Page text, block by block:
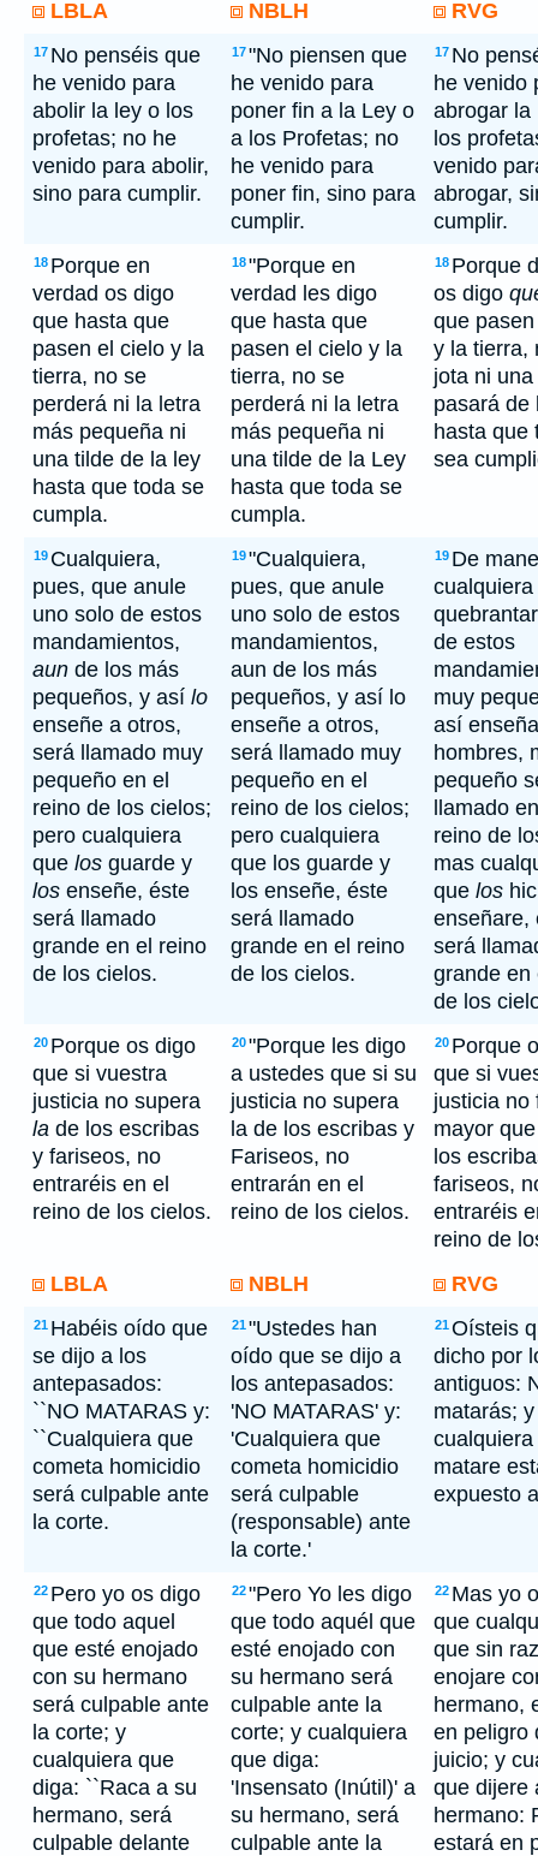
LBLA NBLH RVG
17 No penséis que
he venido para
abolir la ley o los
profetas; no he
venido para abolir,
sino para cumplir.
17"No piensen que
he venido para
poner fin a la Ley o
a los Profetas; no
he venido para
poner fin, sino para
cumplir.
17 No
he venido
abrogar la
los
venido
abrogar,
cumplir.
18 Porque en
verdad os digo
que hasta que
pasen el cielo y la
tierra, no se
perderá ni la letra
más pequeña ni
una tilde de la ley
hasta que toda se
cumpla.
18"Porque en
verdad les digo
que hasta que
pasen el cielo y la
tierra, no se
perderá ni la letra
más pequeña ni
una tilde de la Ley
hasta que toda se
cumpla.
18 Porque
os digo
que
y la tierra,
jota ni
pasará de
hasta que
sea
19 Cualquiera,
pues, que anule
uno solo de estos
mandamientos,
aun de los más
pequeños, y así lo
enseñe a otros,
será llamado muy
pequeño en el
reino de los cielos;
pero cualquiera
que los guarde y
los enseñe, éste
será llamado
grande en el reino
de los cielos.
19"Cualquiera,
pues, que anule
uno solo de estos
mandamientos,
aun de los más
pequeños, y así lo
enseñe a otros,
será llamado muy
pequeño en el
reino de los cielos;
pero cualquiera
que los guarde y
los enseñe, éste
será llamado
grande en el reino
de los cielos.
19 De
cualquiera
de estos
muy
así
hombres,
pequeño
llamado
reino de
mas
que los
enseñare,
será
grande en
de los
20 Porque os digo
que si vuestra
justicia no supera
la de los escribas
y fariseos, no
entraréis en el
reino de los cielos.
20"Porque les digo
a ustedes que si su
justicia no supera
la de los escribas y
Fariseos, no
entrarán en el
reino de los cielos.
20 Porque
que si
justicia no
mayor
los
fariseos,
entraréis
reino de
LBLA
NBLH RVG
21 Habéis oído que
se dijo a los
antepasados:
``NO MATARAS y:
``Cualquiera que
cometa homicidio
será culpable ante
la corte.
21"Ustedes han
oído que se dijo a
los antepasados:
'NO MATARAS' y:
'Cualquiera que
cometa homicidio
será culpable
(responsable) ante
la corte.'
21Oísteis
dicho por
antiguos:
matarás; y
cualquiera
matare
expuesto
22 Pero yo os digo
que todo aquel
que esté enojado
con su hermano
será culpable ante
la corte; y
cualquiera que
diga: ``Raca a su
hermano, será
culpable delante
22"Pero Yo les digo
que todo aquél que
esté enojado con
su hermano será
culpable ante la
corte; y cualquiera
que diga:
'Insensato (Inútil)' a
su hermano, será
culpable ante la
22 Mas yo
que
que sin
enojare
hermano,
en peligro
juicio; y
que dijere
hermano:
estará en